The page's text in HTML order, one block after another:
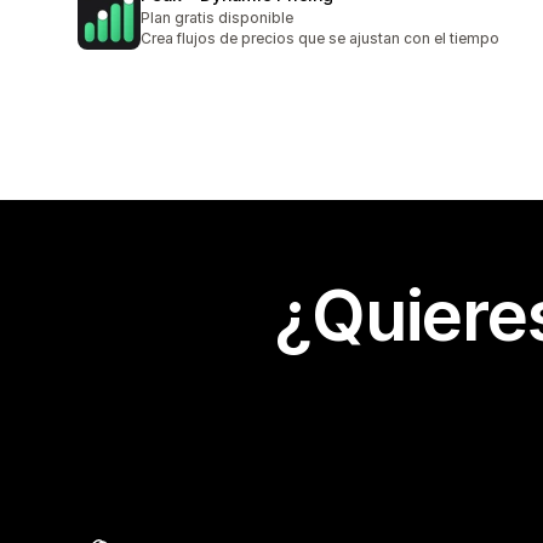
Plan gratis disponible
Crea flujos de precios que se ajustan con el tiempo